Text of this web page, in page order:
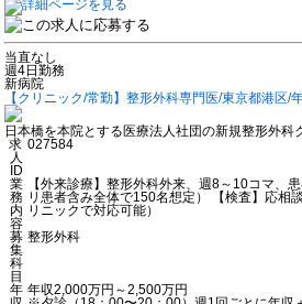
当直なし
週4日勤務
新病院
【クリニック/常勤】整形外科専門医/東京都港区
日本橋を本院とする医療法人社団の新規整形外科
求
人
ID
027584
業
務
内
容
【外来診療】整形外科外来、週8～10コマ、
リ患者含み全体で150名想定） 【検査】応相
リニックで対応可能）
募
集
科
目
整形外科
年 年収2,000万円～2,500万円